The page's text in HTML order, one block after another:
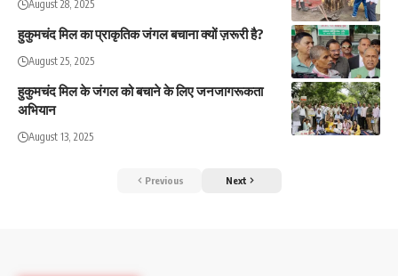
August 28, 2025
हुकुमचंद मिल का प्राकृतिक जंगल बचाना क्यों ज़रूरी है?
August 25, 2025
हुकुमचंद मिल के जंगल को बचाने के लिए जनजागरूकता
अभियान
August 13, 2025
Previous Next